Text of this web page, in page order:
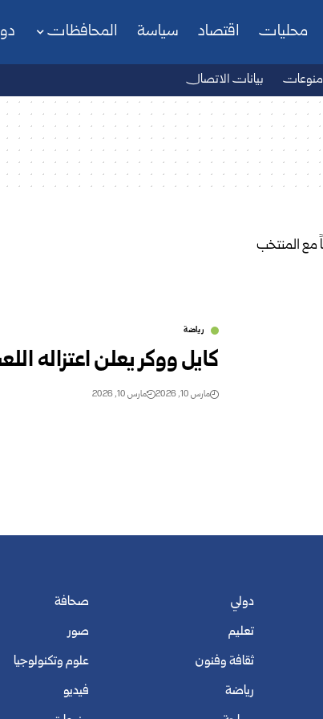
محليات اقتصاد سياسة المحافظات
منوعات بيانات الاتصال
رياضة
كايل ووكر يعلن اعتزاله
مارس 10, 2026 مارس 10, 2026
دولي
تعليم
ثقافة وفنون
رياضة
صحافة
صور
علوم وتكنولوجيا
فيديو